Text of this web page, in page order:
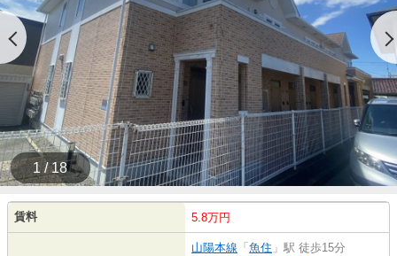
1 / 18
賃料 5.8万円
山陽本線 「 魚住 」駅 徒歩15分